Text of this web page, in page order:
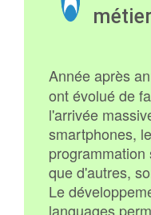
Année après
ont évolué de
l'arrivée
smartphones,
que d'autres,
Le
languages